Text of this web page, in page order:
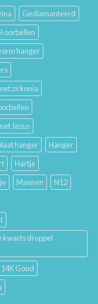
Gediamanteerd
oorbellen
hanger
zirkonia
Jezus
hanger
Hanger
Hartje
Mannen
N12
kwarts druppel
Goud